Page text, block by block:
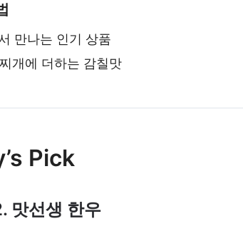
만나는 인기 상품
개에 더하는 감칠맛
Pick
맛선생 한우